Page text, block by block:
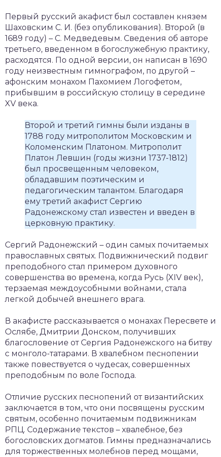
Первый русский акафист был составлен князем
Шаховским С. И. (без опубликования). Второй (в
1689 году) – С. Медведевым. Сведения об авторе
третьего, введенном в богослужебную практику,
расходятся. По одной версии, он написан в 1690
году неизвестным гимнографом, по другой –
афонским монахом Пахомием Логофетом,
прибывшим в российскую столицу в середине
XV века.
Второй и третий гимны были изданы в
1788 году митрополитом Московским и
Коломенским Платоном. Митрополит
Платон Левшин (годы жизни 1737-1812)
был просвещенным человеком,
обладавшим поэтическим и
педагогическим талантом. Благодаря
ему третий акафист Сергию
Радонежскому стал известен и введен в
церковную практику.
Сергий Радонежский – один самых почитаемых
православных святых. Подвижнический подвиг
преподобного стал примером духовного
совершенства во времена, когда Русь (XIV век),
терзаемая междоусобными войнами, стала
легкой добычей внешнего врага.
В акафисте рассказывается о монахах Пересвете и
Ослябе, Дмитрии Донском, получивших
благословение от Сергия Радонежского на битву
с монголо-татарами. В хвалебном песнопении
также повествуется о чудесах, совершенных
преподобным по воле Господа.
Отличие русских песнопений от византийских
заключается в том, что они посвящены русским
святым, особенно почитаемым подвижникам
РПЦ. Содержание текстов – хвалебное, без
богословских догматов. Гимны предназначались
для торжественных молебнов перед мощами,